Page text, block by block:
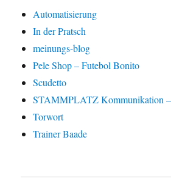
Automatisierung
In der Pratsch
meinungs-blog
Pele Shop – Futebol Bonito
Scudetto
STAMMPLATZ Kommunikation
Torwort
Trainer Baade